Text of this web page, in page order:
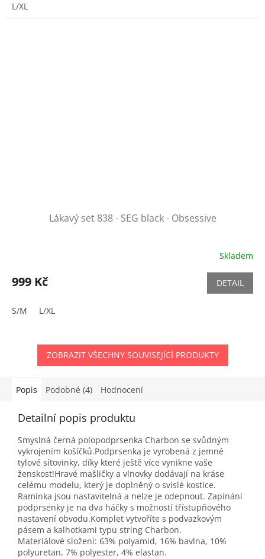
L/XL
Lákavý set 838 - SEG black - Obsessive
Skladem
999 Kč DETAIL
S/M L/XL
ZOBRAZIT VŠECHNY SOUVISEJÍCÍ PRODUKTY
Popis Podobné (4) Hodnocení
Detailní popis produktu
Smyslná černá polopodprsenka Charbon se svůdným
vykrojením košíčků.Podprsenka je vyrobená z jemné
tylové síťovinky, díky které ještě více vynikne vaše
ženskost!Hravé mašličky a vlnovky dodávají na kráse
celému modelu, který je doplněný o svislé kostice.
Ramínka jsou nastavitelná a nelze je odepnout. Zapínání
podprsenky je na dva háčky s možností třístupňového
nastavení obvodu.Komplet vytvoříte s podvazkovým
pásem a kalhotkami typu string Charbon.
Materiálové složení: 63% polyamid, 16% bavlna, 10%
polyuretan, 7% polyester, 4% elastan.